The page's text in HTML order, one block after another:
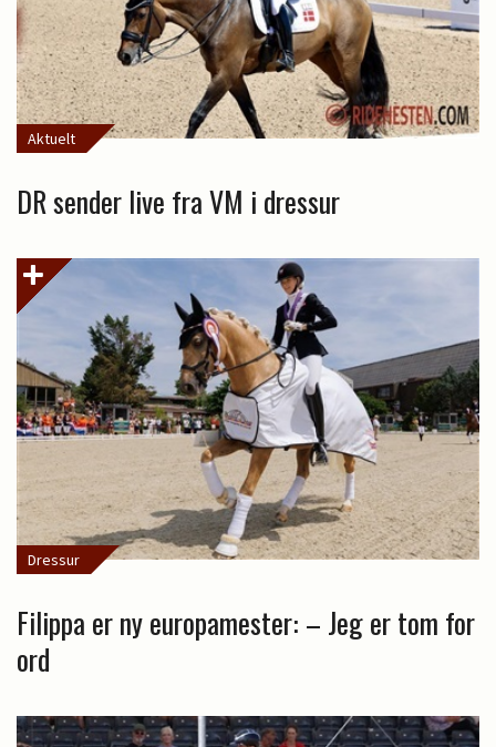
Aktuelt
DR sender live fra VM i dressur
Dressur
Filippa er ny europamester: – Jeg er tom for
ord